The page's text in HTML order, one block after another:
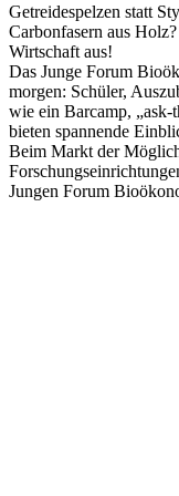
Getreidespelzen statt
Carbonfasern aus
Wirtschaft aus!
Das Junge Forum
morgen: Schüler,
wie ein Barcamp, „ask-
bieten spannende
Beim Markt der
Jungen Forum